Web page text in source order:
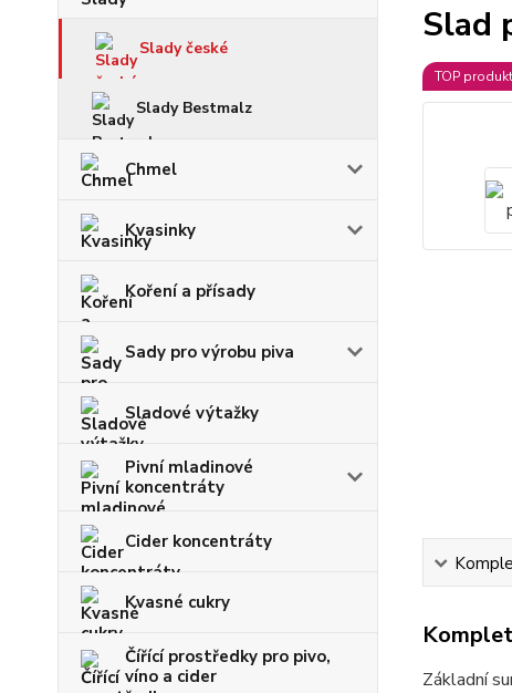
Slady české
Slady Bestmalz
Chmel
Kvasinky
Koření a přísady
Sady pro výrobu piva
Sladové výtažky
Pivní mladinové
koncentráty
Cider koncentráty
Kvasné cukry
Čířící prostředky pro pivo,
víno a cider
Slad
TOP produkt
Základní